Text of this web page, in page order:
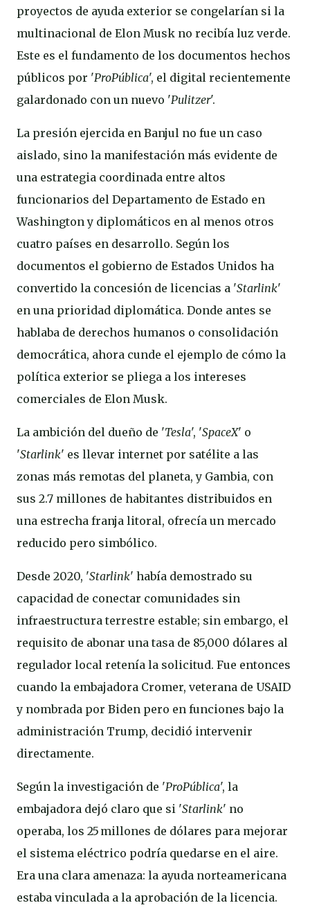
proyectos de ayuda exterior se congelarían si la
multinacional de Elon Musk no recibía luz verde.
Este es el fundamento de los documentos hechos
públicos por 'ProPública', el digital recientemente
galardonado con un nuevo 'Pulitzer'.
La presión ejercida en Banjul no fue un caso
aislado, sino la manifestación más evidente de
una estrategia coordinada entre altos
funcionarios del Departamento de Estado en
Washington y diplomáticos en al menos otros
cuatro países en desarrollo. Según los
documentos el gobierno de Estados Unidos ha
convertido la concesión de licencias a 'Starlink'
en una prioridad diplomática. Donde antes se
hablaba de derechos humanos o consolidación
democrática, ahora cunde el ejemplo de cómo la
política exterior se pliega a los intereses
comerciales de Elon Musk.
La ambición del dueño de 'Tesla', 'SpaceX' o
'Starlink' es llevar internet por satélite a las
zonas más remotas del planeta, y Gambia, con
sus 2.7 millones de habitantes distribuidos en
una estrecha franja litoral, ofrecía un mercado
reducido pero simbólico.
Desde 2020, 'Starlink' había demostrado su
capacidad de conectar comunidades sin
infraestructura terrestre estable; sin embargo, el
requisito de abonar una tasa de 85,000 dólares al
regulador local retenía la solicitud. Fue entonces
cuando la embajadora Cromer, veterana de USAID
y nombrada por Biden pero en funciones bajo la
administración Trump, decidió intervenir
directamente.
Según la investigación de 'ProPública', la
embajadora dejó claro que si 'Starlink' no
operaba, los 25 millones de dólares para mejorar
el sistema eléctrico podría quedarse en el aire.
Era una clara amenaza: la ayuda norteamericana
estaba vinculada a la aprobación de la licencia.